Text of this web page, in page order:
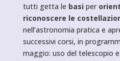
tutti getta le basi per
riconoscere le
nell’astronomia pratica e
successivi corsi, in
maggio: uso del telescopio